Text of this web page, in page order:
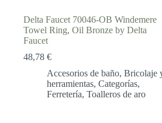
Delta Faucet 70046-OB Windemere
Towel Ring, Oil Bronze by Delta
Faucet
48,78 €
Accesorios de baño, Bricolaje
herramientas, Categorías,
Ferretería, Toalleros de aro